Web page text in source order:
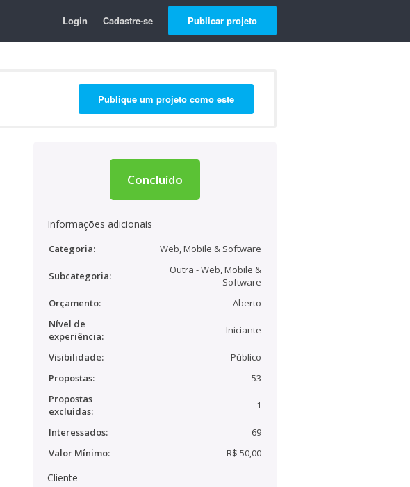
Login Cadastre-se Publicar projeto
Publique um projeto como este
Concluído
Informações adicionais
Categoria: Web, Mobile & Software
Subcategoria:
Outra - Web, Mobile &
Software
Orçamento:
Aberto
Nível de
experiência:
Iniciante
Visibilidade:
Público
Propostas:
53
Propostas
excluídas:
1
Interessados:
69
Valor Mínimo:
R$ 50,00
Cliente